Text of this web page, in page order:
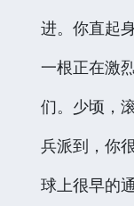
进。你直起
一根正在激
们。少顷，
兵派到，你
球上很早的